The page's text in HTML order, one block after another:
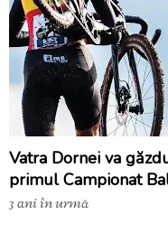
Vatra Dornei va
primul Campionat
3 ani în urmă